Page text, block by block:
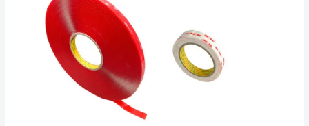
Mousse
Acrylique